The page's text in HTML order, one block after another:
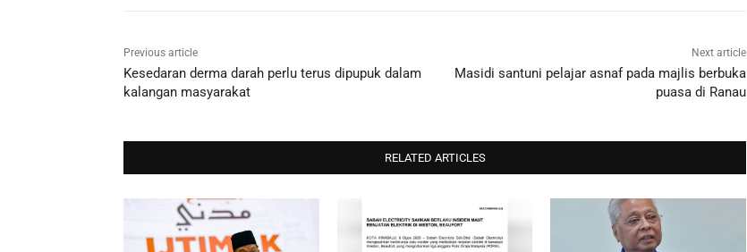
Previous article
Kesedaran derma darah perlu terus dipupuk dalam
kalangan masyarakat
Next article
Masidi santuni pelajar asnaf pada majlis berbuka
puasa di Ranau
RELATED ARTICLES